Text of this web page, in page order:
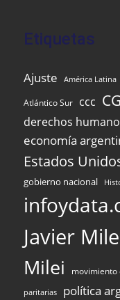
Etiquetas
Ajuste América Latina
Atlántico Sur ccc
derechos
economía
Estados
gobierno nacional
Javier
Milei movimiento
paritarias política